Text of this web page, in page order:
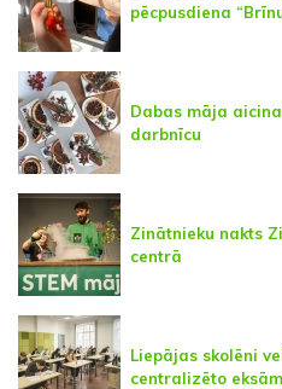
pēcpusdiena
Dabas māja
darbnīcu
Zinātnieku nakts
centrā
Liepājas skolēni
centralizēto